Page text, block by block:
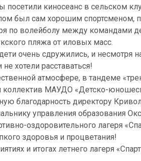
посетили киносеанс в сельском
был сам хорошим спортсменом,
по волейболу между командами
пляжа от иловых масс.
очень сдружились, и несмотря
хотели расставаться!
атмосфере, в тандеме
коллектив МАУДО «Детско-
благодарность директору
управления образования
оздоровительного лагеря
здоровья и процветания!
и итогах летнего лагеря